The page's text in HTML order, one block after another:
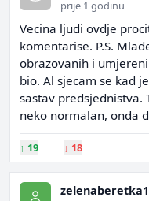
prije 1 godinu
Vecina ljudi ovdje
komentarise. P.S.
obrazovanih i
bio. Al sjecam se kad
sastav predsjednistva.
neko normalan, onda
↑ 19 ↓ 18